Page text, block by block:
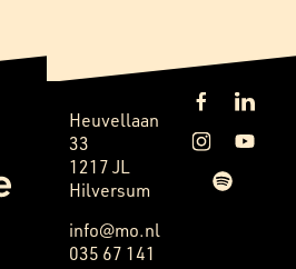
Heuvellaan
33
1217 JL
Hilversum
info@mo.nl
035 67 141